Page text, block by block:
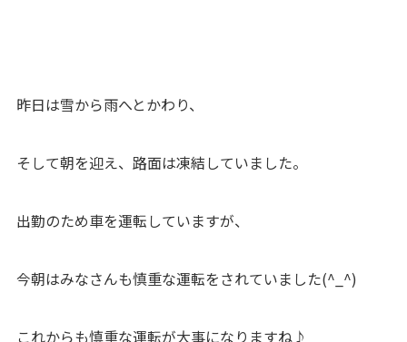
昨日は雪から雨へとかわり、
そして朝を迎え、路面は凍結していました。
出勤のため車を運転していますが、
今朝はみなさんも慎重な運転をされていました(^_^)
これからも慎重な運転が大事になりますね♪